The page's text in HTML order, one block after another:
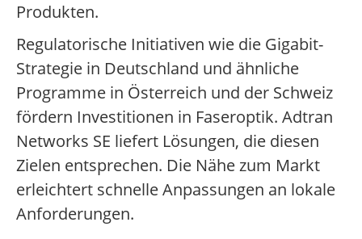
Produkten.
Regulatorische Initiativen wie die Gigabit-
Strategie in Deutschland und ähnliche
Programme in Österreich und der Schweiz
fördern Investitionen in Faseroptik. Adtran
Networks SE liefert Lösungen, die diesen
Zielen entsprechen. Die Nähe zum Markt
erleichtert schnelle Anpassungen an lokale
Anforderungen.